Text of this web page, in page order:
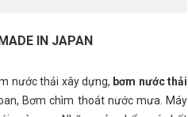
IN JAPAN
nước thải xây dựng, bơm nước thải
Bơm chìm thoát nước mưa. Máy